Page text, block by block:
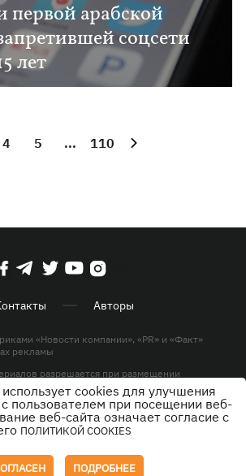
первой арабской
соцсети
лет
4 5 ... 110
Авторы
«Новости компании», «PR» и «Факт»
рекламы
разрешается при размещении
на KP.UA в первом абзаце.
Все права защищены.
cookies для улучшения
пользователем при посещении веб-
веб-сайта означает согласие с
ПОЛИТИКОЙ COOKIES
ПОДРОБНЕЕ